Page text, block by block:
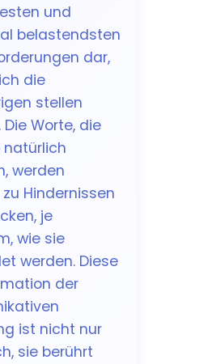
und
belastendsten
dar,
die
stellen
Worte, die
natürlich
werden
Hindernissen
je
wie sie
werden. Diese
der
ist nicht nur
sie berührt